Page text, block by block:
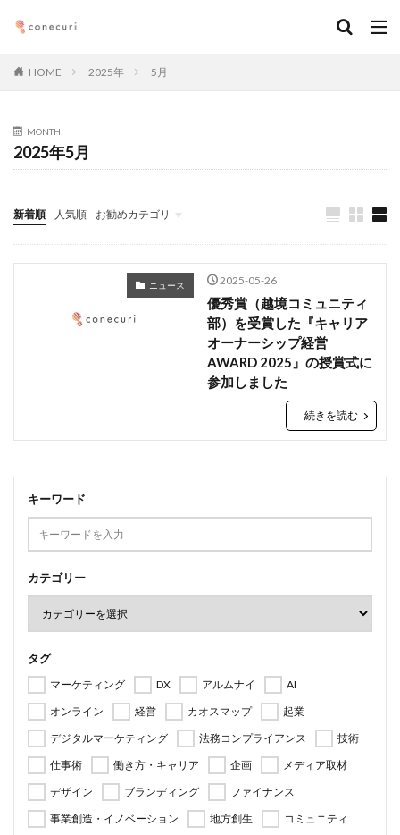
HOME 2025年 5月
MONTH
2025年5月
新着順 人気順 お勧めカテゴリ
Seminars
執筆記事
メンバー
ダウンロード
ニュース
ニュース 2025-05-26
優秀賞（越境コミュニティ
部）を受賞した『キャリア
オーナーシップ経営
AWARD 2025』の授賞式に
参加しました
続きを読む
キーワード
カテゴリー
タグ
マーケティング DX アルムナイ
AI
オンライン
経営 カオスマップ
起業
デジタルマーケティング
法務コンプライアンス
技術
仕事術
働き方・キャリア 企画
メディア取材
デザイン
ブランディング
ファイナンス
事業創造・イノベーション
地方創生
コミュニティ
タグ
オンライン
経営
デジタルマーケティング
法務コンプライアンス
仕事術 働き方・キャリア
デザイン
ブランディング
ファイナンス
事業創造・イノベーション
地方創生
クリエイティブ 高橋龍征